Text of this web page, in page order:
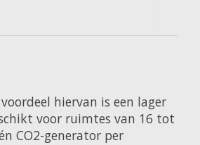
hiervan is een lager
voor ruimtes van 16 tot
CO2-generator per